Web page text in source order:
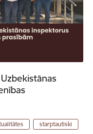
starptautiski